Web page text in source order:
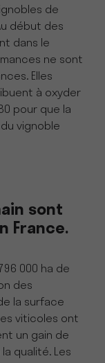
de
début des
dans le
ne sont
Elles
à oxyder
pour que la
vignoble
sont
France.
000 ha de
des
la surface
viticoles ont
un gain de
qualité. Les